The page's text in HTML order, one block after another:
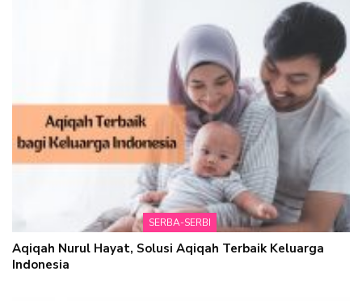
SERBA-SERBI
Aqiqah Nurul Hayat, Solusi Aqiqah Terbaik Keluarga
Indonesia